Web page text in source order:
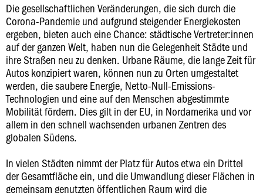
Die gesellschaftlichen Veränderungen, die sich durch die
Corona-Pandemie und aufgrund steigender Energiekosten
ergeben, bieten auch eine Chance: städtische Vertreter:innen
auf der ganzen Welt, haben nun die Gelegenheit Städte und
ihre Straßen neu zu denken. Urbane Räume, die lange Zeit für
Autos konzipiert waren, können nun zu Orten umgestaltet
werden, die saubere Energie, Netto-Null-Emissions-
Technologien und eine auf den Menschen abgestimmte
Mobilität fördern. Dies gilt in der EU, in Nordamerika und vor
allem in den schnell wachsenden urbanen Zentren des
globalen Südens.
In vielen Städten nimmt der Platz für Autos etwa ein Drittel
der Gesamtfläche ein, und die Umwandlung dieser Flächen in
gemeinsam genutzten öffentlichen Raum wird die